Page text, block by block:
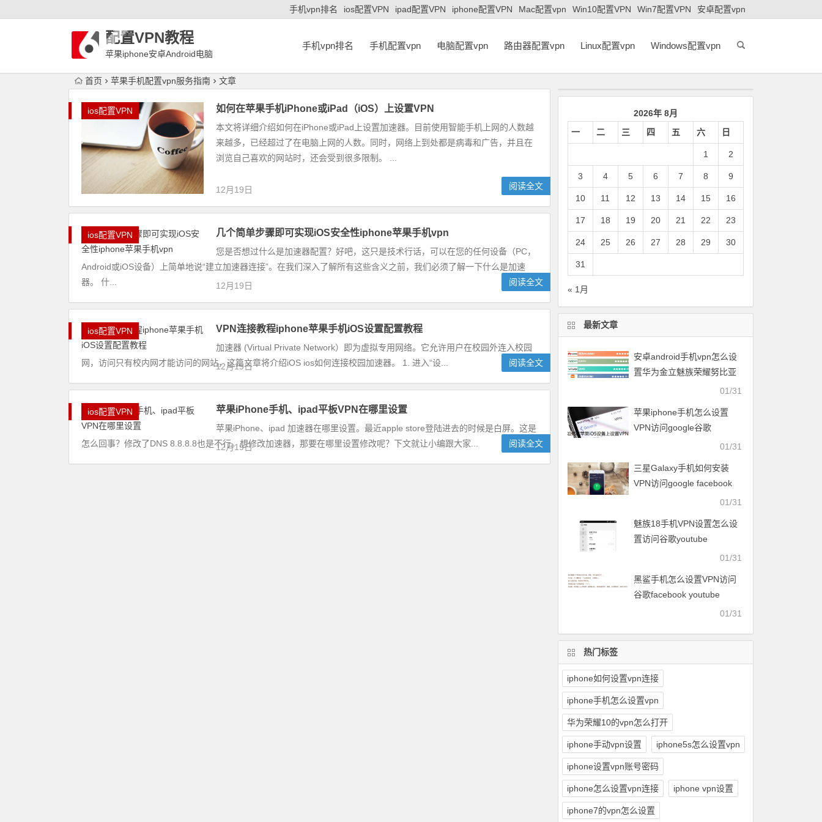
手机vpn排名 ios配置VPN ipad配置VPN iphone配置VPN Mac配置vpn Win10配置VPN Win7配置VPN 安卓配置vpn
配置VPN教程
苹果iphone安卓Android电脑
手机vpn排名 手机配置vpn 电脑配置vpn 路由器配置vpn Linux配置vpn Windows配置vpn
首页 苹果手机配置vpn服务指南 文章
ios配置VPN 如何在苹果手机iPhone或iPad（iOS）上设置VPN
本文将详细介绍如何在iPhone或iPad上设置加速器。目前使用智能手机上网的人数越
来越多，已经超过了在电脑上网的人数。同时，网络上到处都是病毒和广告，并且在
浏览自己喜欢的网站时，还会受到很多限制。 ...
12月19日 阅读全文
ios配置VPN 几个简单步骤即可实现iOS安全性iphone苹果手机vpn
您是否想过什么是加速器配置？好吧，这只是技术行话，可以在您的任何设备（PC，
Android或iOS设备）上简单地说“建立加速器连接”。在我们深入了解所有这些含义之前，我们必须了解一下什么是加速
器。 什...
12月19日 阅读全文
ios配置VPN VPN连接教程iphone苹果手机iOS设置配置教程
加速器 (Virtual Private Network）即为虚拟专用网络。它允许用户在校园外连入校园
网，访问只有校内网才能访问的网站，这篇文章将介绍iOS ios如何连接校园加速器。 1. 进入“设...
12月19日 阅读全文
ios配置VPN 苹果iPhone手机、ipad平板VPN在哪里设置
苹果iPhone、ipad 加速器在哪里设置。最近apple store登陆进去的时候是白屏。这是
怎么回事？修改了DNS 8.8.8.8也是不行。想修改加速器，那要在哪里设置修改呢？下文就让小编跟大家...
12月19日 阅读全文
2026年 8月
一
二 三 四 五 六 日
1 2
3 4 5 6 7 8 9
10 11 12 13 14 15 16
17 18 19 20 21 22 23
24 25 26 27 28 29 30
31
« 1月
最新文章
安卓android手机vpn怎么设
置华为金立魅族荣耀努比亚
一加vivo小米OPPO中兴联想
01/31
苹果iphone手机怎么设置
VPN访问google谷歌
01/31
三星Galaxy手机如何安装
VPN访问google facebook
01/31
魅族18手机VPN设置怎么设
置访问谷歌youtube
01/31
黑鲨手机怎么设置VPN访问
谷歌facebook youtube
01/31
热门标签
iphone如何设置vpn连接
iphone手机怎么设置vpn
华为荣耀10的vpn怎么打开
iphone手动vpn设置 iphone5s怎么设置vpn
iphone设置vpn账号密码
iphone怎么设置vpn连接 iphone vpn设置
iphone7的vpn怎么设置